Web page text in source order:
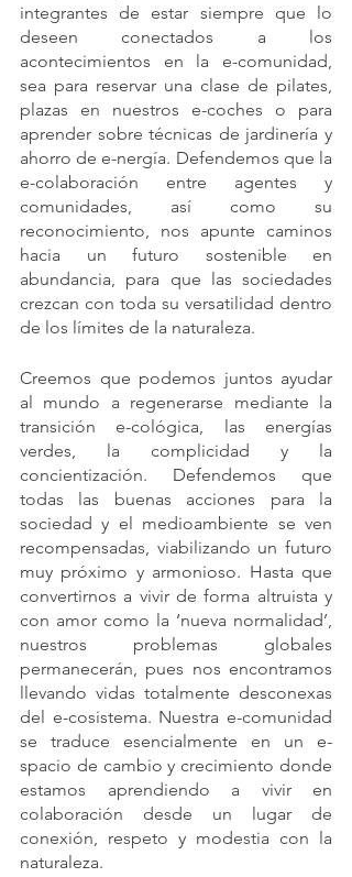
integrantes de estar siempre que lo
deseen conectados a los
acontecimientos en la e-comunidad,
sea para reservar una clase de pilates,
plazas en nuestros e-coches o para
aprender sobre técnicas de jardinería y
ahorro de e-nergía. Defendemos que la
e-colaboración entre agentes y
comunidades, así como su
reconocimiento, nos apunte caminos
hacia un futuro sostenible en
abundancia, para que las sociedades
crezcan con toda su versatilidad dentro
de los límites de la naturaleza.
Creemos que podemos juntos ayudar
al mundo a regenerarse mediante la
transición e-cológica, las energías
verdes, la complicidad y la
concientización. Defendemos que
todas las buenas acciones para la
sociedad y el medioambiente se ven
recompensadas, viabilizando un futuro
muy próximo y armonioso. Hasta que
convertirnos a vivir de forma altruista y
con amor como la ‘nueva normalidad’,
nuestros problemas globales
permanecerán, pues nos encontramos
llevando vidas totalmente desconexas
del e-cosistema. Nuestra e-comunidad
se traduce esencialmente en un e-
spacio de cambio y crecimiento donde
estamos aprendiendo a vivir en
colaboración desde un lugar de
conexión, respeto y modestia con la
naturaleza.